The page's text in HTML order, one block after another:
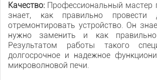
Качество: Профессиональный мастер
знает, как правильно провести
отремонтировать устройство. Он
нужно заменить и как
Результатом работы такого
долгосрочное и надежное
микроволновой печи.